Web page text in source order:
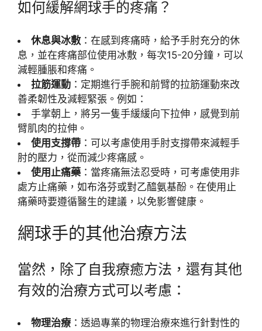
如何緩解網球手的疼痛？
休息與冰敷 ：在感到疼痛時，給予手肘充分的休
息，並在疼痛部位使用冰敷，每次15-20分鐘，可以
減輕腫脹和疼痛。
拉筋運動 ：定期進行手腕和前臂的拉筋運動來改
善柔韌性及減輕緊張。例如：
手掌朝上，將另一隻手緩緩向下拉伸，感覺到前
臂肌肉的拉伸。
使用支撐帶 ：可以考慮使用手肘支撐帶來減輕手
肘的壓力，從而減少疼痛感。
使用止痛藥 ：當疼痛無法忍受時，可考慮使用非
處方止痛藥，如布洛芬或對乙醯氨基酚。在使用止
痛藥時要遵循醫生的建議，以免影響健康。
網球手的其他治療方法
當然，除了自我療癒方法，還有其他
有效的治療方式可以考慮：
物理治療：透過專業的物理治療來進行針對性的